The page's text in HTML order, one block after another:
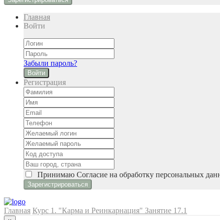
Главная
Войти
Забыли пароль?
Войти
Регистрация
Принимаю Cогласие на обработку персональных
Главная Курс 1. "Карма и Реинкарнация" Занятие 17.1